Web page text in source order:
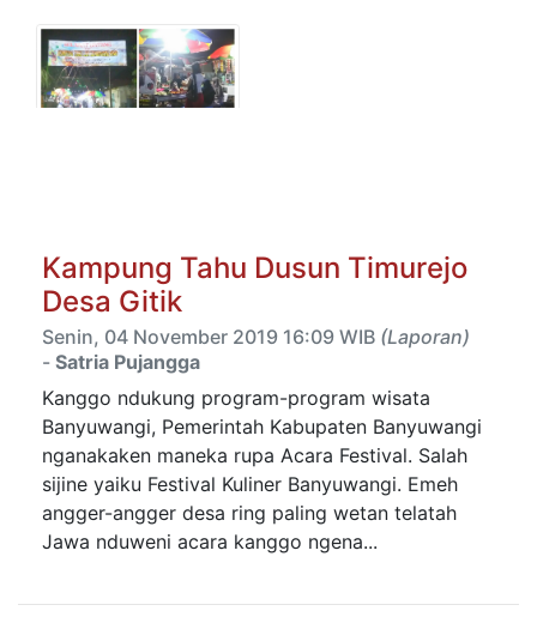
Kampung Tahu Dusun Timurejo
Desa Gitik
Senin, 04 November 2019 16:09 WIB (Laporan)
- Satria Pujangga
Kanggo ndukung program-program wisata
Banyuwangi, Pemerintah Kabupaten Banyuwangi
nganakaken maneka rupa Acara Festival. Salah
sijine yaiku Festival Kuliner Banyuwangi. Emeh
angger-angger desa ring paling wetan telatah
Jawa nduweni acara kanggo ngena...